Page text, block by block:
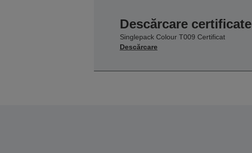
Descărcare certificate
Singlepack Colour T009 Certificat
Descărcare